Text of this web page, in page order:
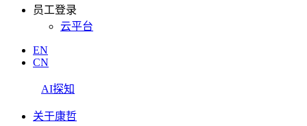
员工登录
云平台
EN
CN
AI探知
关于康哲